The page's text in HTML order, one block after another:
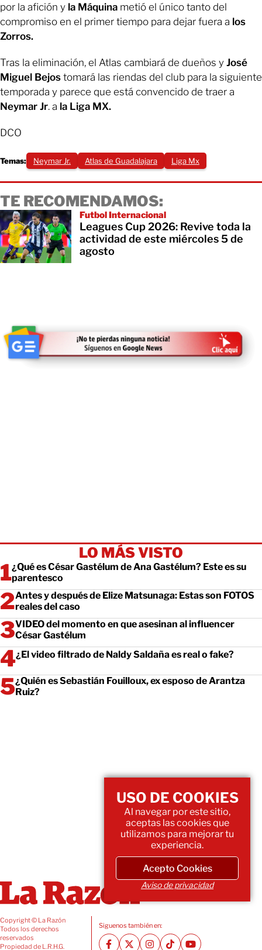
por la afición y la Máquina metió el único tanto del
compromiso en el primer tiempo para dejar fuera a los
Zorros.
Tras la eliminación, el Atlas cambiará de dueños y José
Miguel Bejos tomará las riendas del club para la siguiente
temporada y parece que está convencido de traer a
Neymar Jr. a la Liga MX.
DCO
Temas: Neymar Jr. Atlas de Guadalajara Liga Mx
TE RECOMENDAMOS:
Futbol Internacional
Leagues Cup 2026: Revive toda la
actividad de este miércoles 5 de
agosto
LO MÁS VISTO
¿Qué es César Gastélum de Ana Gastélum? Este es su
parentesco
Antes y después de Elize Matsunaga: Estas son FOTOS
reales del caso
VIDEO del momento en que asesinan al influencer
César Gastélum
¿El video filtrado de Naldy Saldaña es real o fake?
¿Quién es Sebastián Fouilloux, ex esposo de Arantza
Ruiz?
Copyright © La Razón
Todos los derechos
reservados
Propiedad de L.R.H.G.
Siguenos también en:
USO DE COOKIES
Al navegar por este sitio,
aceptas las cookies que
utilizamos para mejorar tu
experiencia.
Acepto Cookies
Aviso de privacidad